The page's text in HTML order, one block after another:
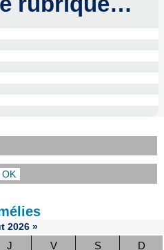
2026 »
J V S D